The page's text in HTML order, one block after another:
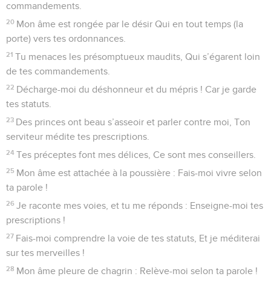
commandements.
20 Mon âme est rongée par le désir Qui en tout temps (la
porte) vers tes ordonnances.
21 Tu menaces les présomptueux maudits, Qui s’égarent loin
de tes commandements.
22 Décharge-moi du déshonneur et du mépris ! Car je garde
tes statuts.
23 Des princes ont beau s’asseoir et parler contre moi, Ton
serviteur médite tes prescriptions.
24 Tes préceptes font mes délices, Ce sont mes conseillers.
25 Mon âme est attachée à la poussière : Fais-moi vivre selon
ta parole !
26 Je raconte mes voies, et tu me réponds : Enseigne-moi tes
prescriptions !
27 Fais-moi comprendre la voie de tes statuts, Et je méditerai
sur tes merveilles !
28 Mon âme pleure de chagrin : Relève-moi selon ta parole !